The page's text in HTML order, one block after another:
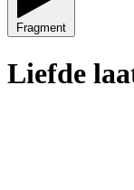
Fragment
Liefde